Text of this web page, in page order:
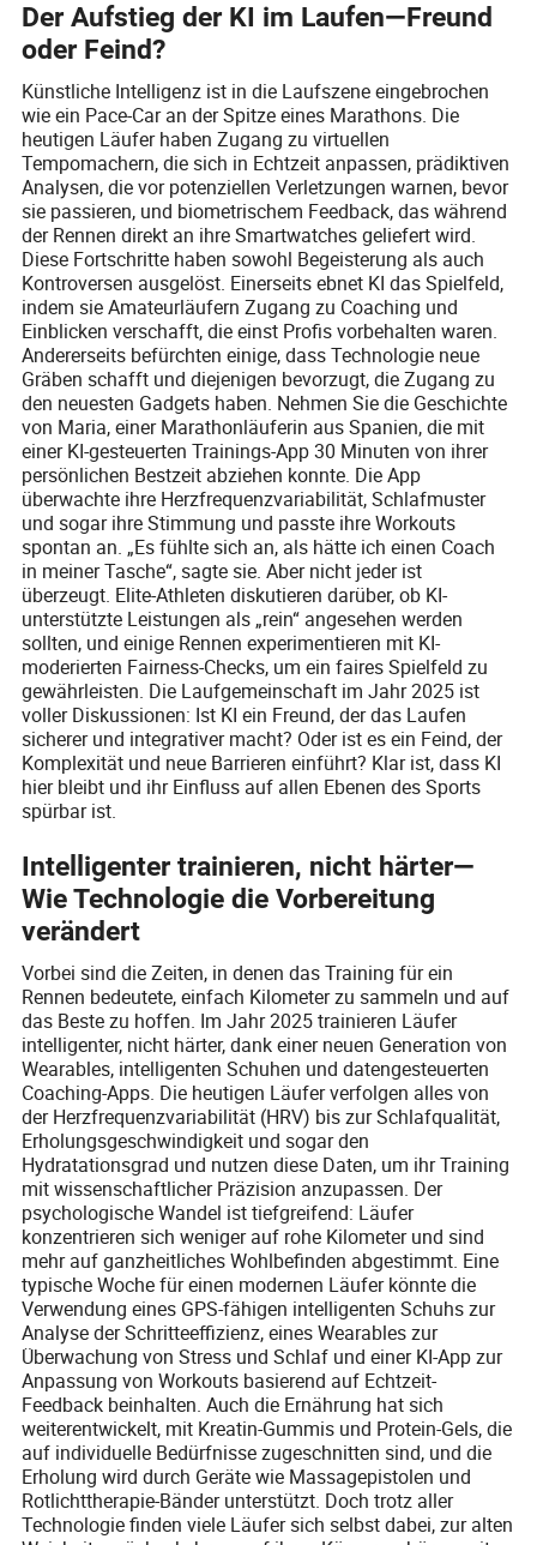
Der Aufstieg der KI im Laufen—Freund
oder Feind?
Künstliche Intelligenz ist in die Laufszene eingebrochen
wie ein Pace-Car an der Spitze eines Marathons. Die
heutigen Läufer haben Zugang zu virtuellen
Tempomachern, die sich in Echtzeit anpassen, prädiktiven
Analysen, die vor potenziellen Verletzungen warnen, bevor
sie passieren, und biometrischem Feedback, das während
der Rennen direkt an ihre Smartwatches geliefert wird.
Diese Fortschritte haben sowohl Begeisterung als auch
Kontroversen ausgelöst. Einerseits ebnet KI das Spielfeld,
indem sie Amateurläufern Zugang zu Coaching und
Einblicken verschafft, die einst Profis vorbehalten waren.
Andererseits befürchten einige, dass Technologie neue
Gräben schafft und diejenigen bevorzugt, die Zugang zu
den neuesten Gadgets haben. Nehmen Sie die Geschichte
von Maria, einer Marathonläuferin aus Spanien, die mit
einer KI-gesteuerten Trainings-App 30 Minuten von ihrer
persönlichen Bestzeit abziehen konnte. Die App
überwachte ihre Herzfrequenzvariabilität, Schlafmuster
und sogar ihre Stimmung und passte ihre Workouts
spontan an. „Es fühlte sich an, als hätte ich einen Coach
in meiner Tasche“, sagte sie. Aber nicht jeder ist
überzeugt. Elite-Athleten diskutieren darüber, ob KI-
unterstützte Leistungen als „rein“ angesehen werden
sollten, und einige Rennen experimentieren mit KI-
moderierten Fairness-Checks, um ein faires Spielfeld zu
gewährleisten. Die Laufgemeinschaft im Jahr 2025 ist
voller Diskussionen: Ist KI ein Freund, der das Laufen
sicherer und integrativer macht? Oder ist es ein Feind, der
Komplexität und neue Barrieren einführt? Klar ist, dass KI
hier bleibt und ihr Einfluss auf allen Ebenen des Sports
spürbar ist.
Intelligenter trainieren, nicht härter—
Wie Technologie die Vorbereitung
verändert
Vorbei sind die Zeiten, in denen das Training für ein
Rennen bedeutete, einfach Kilometer zu sammeln und auf
das Beste zu hoffen. Im Jahr 2025 trainieren Läufer
intelligenter, nicht härter, dank einer neuen Generation von
Wearables, intelligenten Schuhen und datengesteuerten
Coaching-Apps. Die heutigen Läufer verfolgen alles von
der Herzfrequenzvariabilität (HRV) bis zur Schlafqualität,
Erholungsgeschwindigkeit und sogar den
Hydratationsgrad und nutzen diese Daten, um ihr Training
mit wissenschaftlicher Präzision anzupassen. Der
psychologische Wandel ist tiefgreifend: Läufer
konzentrieren sich weniger auf rohe Kilometer und sind
mehr auf ganzheitliches Wohlbefinden abgestimmt. Eine
typische Woche für einen modernen Läufer könnte die
Verwendung eines GPS-fähigen intelligenten Schuhs zur
Analyse der Schritteeffizienz, eines Wearables zur
Überwachung von Stress und Schlaf und einer KI-App zur
Anpassung von Workouts basierend auf Echtzeit-
Feedback beinhalten. Auch die Ernährung hat sich
weiterentwickelt, mit Kreatin-Gummis und Protein-Gels, die
auf individuelle Bedürfnisse zugeschnitten sind, und die
Erholung wird durch Geräte wie Massagepistolen und
Rotlichttherapie-Bänder unterstützt. Doch trotz aller
Technologie finden viele Läufer sich selbst dabei, zur alten